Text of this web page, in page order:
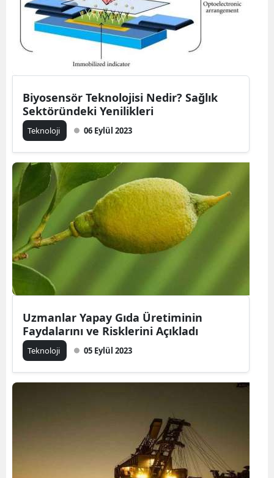
Biyosensör Teknolojisi Nedir? Sağlık
Sektöründeki Yenilikleri
Teknoloji 06 Eylül 2023
Uzmanlar Yapay Gıda Üretiminin
Faydalarını ve Risklerini Açıkladı
Teknoloji 05 Eylül 2023